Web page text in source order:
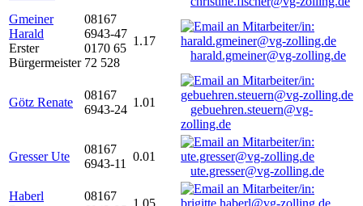
Gmeiner
Harald
Erster
Bürgermeister
08167
6943-47
0170 65
72 528
1.17
harald.gmeiner@vg-zolling.de
Götz Renate
08167
6943-24
1.01
gebuehren.steuern@vg-
zolling.de
Gresser Ute
08167
6943-11
0.01
ute.gresser@vg-zolling.de
Haberl
08167